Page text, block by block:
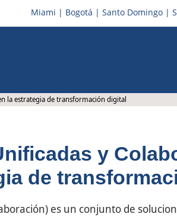
Miami | Bogotá | Santo Domingo |
la estrategia de transformación digital
y
de
es un conjunto de